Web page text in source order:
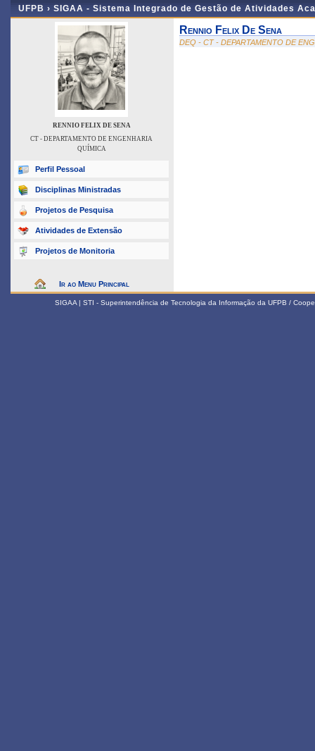
UFPB › SIGAA - Sistema Integrado de Gestão de Atividades
RENNIO FELIX DE SENA
CT - DEPARTAMENTO DE ENGENHARIA
QUÍMICA
Perfil Pessoal
Disciplinas Ministradas
Projetos de Pesquisa
Atividades de Extensão
Projetos de Monitoria
Ir ao Menu Principal
Rennio Felix De Sena
DEQ - CT - DEPARTAMENTO DE
SIGAA | STI - Superintendência de Tecnologia da Informação da UFPB /